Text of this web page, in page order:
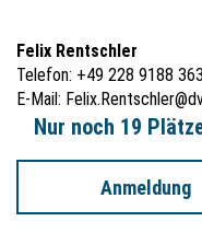
Felix Rentschler
Telefon: +49 228 9188 363
E-Mail:
Nur noch 19
Anmeldung